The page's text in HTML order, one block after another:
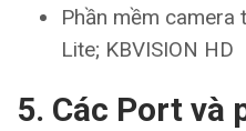
Phần mềm camera
Lite; KBVISION HD
5. Các Port và